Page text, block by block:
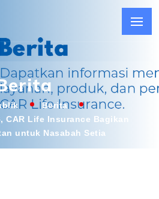
Berita
CAR Life Insurance Bagikan
untuk Nasabah Setia